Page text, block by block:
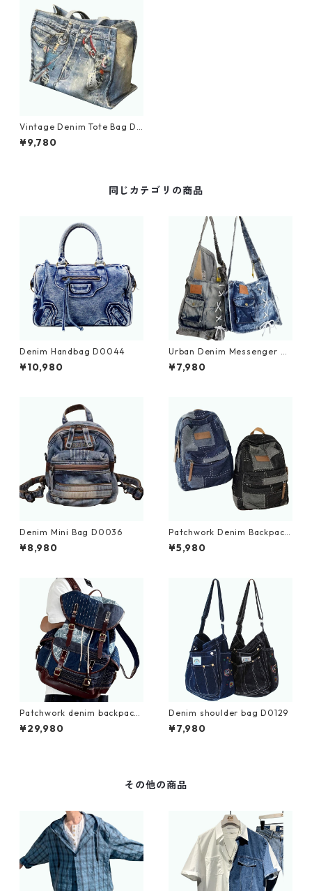
Vintage Denim Tote Bag D0
030
¥9,780
同じカテゴリの商品
Denim Handbag D0044
¥10,980
Urban Denim Messenger Ba
g D0029
¥7,980
Denim Mini Bag D0036
¥8,980
Patchwork Denim Backpack
D0035
¥5,980
Patchwork denim backpack
D0109
¥29,980
Denim shoulder bag D0129
¥7,980
その他の商品